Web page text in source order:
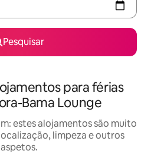
Pesquisar
para férias
Bama Lounge
estes alojamentos são muito
limpeza e outros
aspetos.